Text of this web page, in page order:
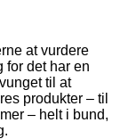
at vurdere
for det har en
til at
produkter – til
– helt i bund,